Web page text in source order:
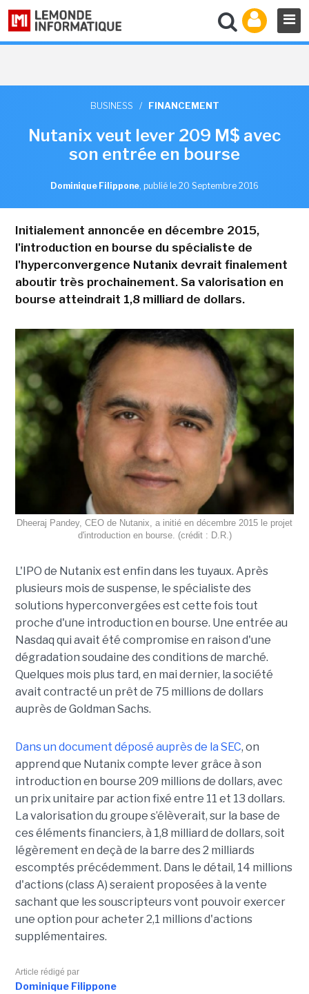
BUSINESS / FINANCEMENT
Nutanix veut lever 209 M$ avec
son entrée en bourse
Dominique Filippone, publié le 20 Septembre 2016
Initialement annoncée en décembre 2015,
l'introduction en bourse du spécialiste de
l'hyperconvergence Nutanix devrait finalement
aboutir très prochainement. Sa valorisation en
bourse atteindrait 1,8 milliard de dollars.
Dheeraj Pandey, CEO de Nutanix, a initié en décembre 2015 le projet
d'introduction en bourse. (crédit : D.R.)
L'IPO de Nutanix est enfin dans les tuyaux. Après
plusieurs mois de suspense, le spécialiste des
solutions hyperconvergées est cette fois tout
proche d'une introduction en bourse. Une entrée au
Nasdaq qui avait été compromise en raison d'une
dégradation soudaine des conditions de marché.
Quelques mois plus tard, en mai dernier, la société
avait contracté un prêt de 75 millions de dollars
auprès de Goldman Sachs.
Dans un document déposé auprès de la SEC, on
apprend que Nutanix compte lever grâce à son
introduction en bourse 209 millions de dollars, avec
un prix unitaire par action fixé entre 11 et 13 dollars.
La valorisation du groupe s’élèverait, sur la base de
ces éléments financiers, à 1,8 milliard de dollars, soit
légèrement en deçà de la barre des 2 milliards
escomptés précédemment. Dans le détail, 14 millions
d'actions (class A) seraient proposées à la vente
sachant que les souscripteurs vont pouvoir exercer
une option pour acheter 2,1 millions d'actions
supplémentaires.
Article rédigé par
Dominique Filippone